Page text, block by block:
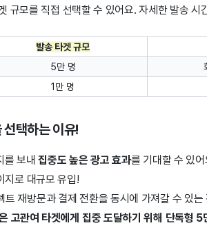
규모를 직접 선택할 수 있어요. 자세한 발송 시
발송 타겟 규모
5만 명
1만 명
택하는 이유!
를 보내집중도 높은 광고 효과를 기대할 수 있어
로 대규모 유입!
재방문과 결제 전환을 동시에 가져갈 수 있는
고관여 타겟에게 집중 도달하기 위해 단독형